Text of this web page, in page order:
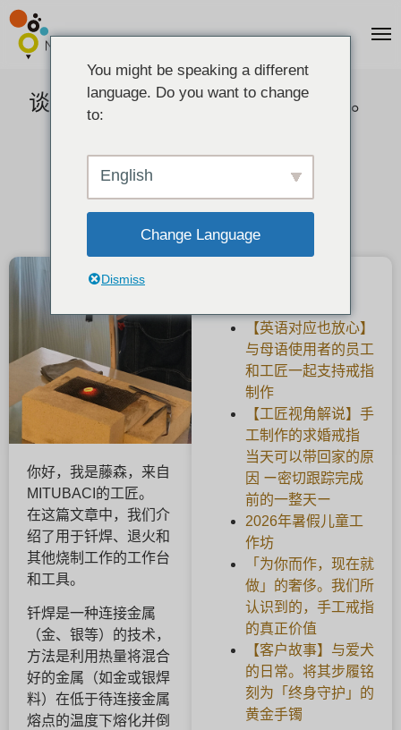
谈到消防工作台和用于钎焊的工具。
你好，我是藤森，来自
MITUBACI的工匠。
在这篇文章中，我们介
绍了用于钎焊、退火和
其他烧制工作的工作台
和工具。
钎焊是一种连接金属
（金、银等）的技术，
方法是利用热量将混合
好的金属（如金或银焊
料）在低于待连接金属
熔点的温度下熔化并倒
【英语对应也放心】
与母语使用者的员工
和工匠一起支持戒指
制作
【工匠视角解说】手
工制作的求婚戒指
当天可以带回家的原
因 ー密切跟踪完成
前的一整天ー
2026年暑假儿童工
作坊
「为你而作，现在就
做」的奢侈。我们所
认识到的，手工戒指
的真正价值
【客户故事】与爱犬
的日常。将其步履铭
刻为「终身守护」的
黄金手镯
You might be speaking a different
language. Do you want to change
to:
English
Change Language
Dismiss